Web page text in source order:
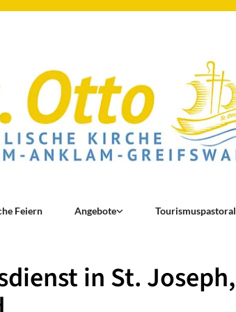
Feiern Angebote Tourismuspastoral
in St. Joseph,